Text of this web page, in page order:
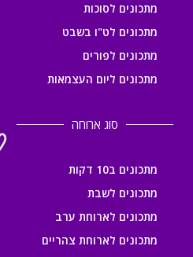
מתכונים לסוכות
מתכונים לט"ו בשבט
מתכונים לפורים
מתכונים ליום העצמאות
סוג ארוחה
מתכונים ב10 דקות
מתכונים לשבת
מתכונים לארוחת ערב
מתכונים לארוחת צהריים